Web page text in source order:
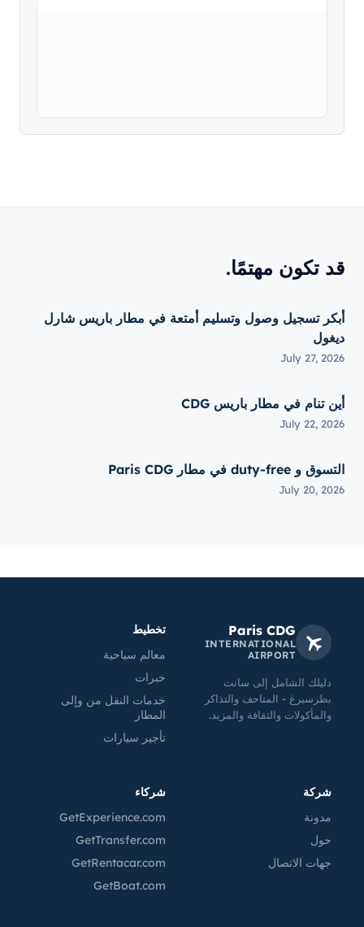
قد تكون مهتمًا.
أبكر تسجيل وصول وتسليم أمتعة في مطار باريس شارل
ديغول
July 27, 2026
أين تنام في مطار باريس CDG
July 22, 2026
التسوق و duty-free في مطار Paris CDG
July 20, 2026
Paris CDG
INTERNATIONAL
AIRPORT
دليلك الشامل إلى سانت
بطرسبرغ - المتاحف والتذاكر
والمأكولات والثقافة والمزيد.
تخطيط
معالم سياحية
خبرات
خدمات النقل من وإلى
المطار
تأجير سيارات
شركة
مدونة
حول
جهات الاتصال
شركاء
GetExperience.com
GetTransfer.com
GetRentacar.com
GetBoat.com